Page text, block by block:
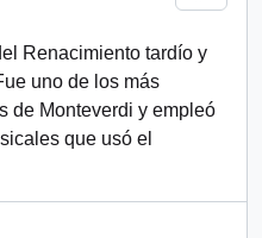
Renacimiento tardío y
uno de los más
de Monteverdi y empleó
que usó el